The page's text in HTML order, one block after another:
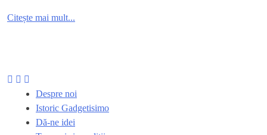
Citește mai mult...
Despre noi
Istoric Gadgetisimo
Dă-ne idei